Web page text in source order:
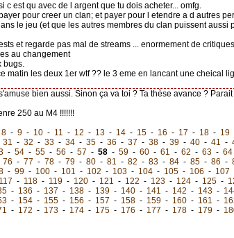
c est qu avec de l argent que tu dois acheter... omfg.
pour creer un clan; et payer pour l etendre a d autres
le jeu (et que les autres membres du clan puissent aussi
et regarde pas mal de streams ... enormement de
au changement
bugs.
matin les deux 1er wtf ?? le 3 eme en lancant une cheical
bien aussi. Sinon ça va toi ? Ta thèse avance ?
250 au M4 !!!!!!!
8 - 9 - 10 - 11 - 12 - 13 - 14 - 15 - 16 - 17 - 18 - 19
31 - 32 - 33 - 34 - 35 - 36 - 37 - 38 - 39 - 40 - 41 -
- 54 - 55 - 56 - 57 - 58 - 59 - 60 - 61 - 62 - 63 - 64
76 - 77 - 78 - 79 - 80 - 81 - 82 - 83 - 84 - 85 - 86 -
- 99 - 100 - 101 - 102 - 103 - 104 - 105 - 106 - 107
117 - 118 - 119 - 120 - 121 - 122 - 123 - 124 - 125 -
- 136 - 137 - 138 - 139 - 140 - 141 - 142 - 143 -
- 154 - 155 - 156 - 157 - 158 - 159 - 160 - 161 -
- 172 - 173 - 174 - 175 - 176 - 177 - 178 - 179 -